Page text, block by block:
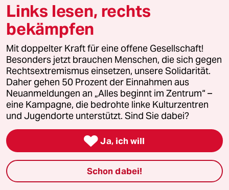
@Ursula:
Und ich (am Ort z) fände es äußerst
beunruhigend, wenn an irgendeinem
Ort X oder Y möglich wäre, was die
Freunde des afrikanischen
Drogendealers und ihr Gutachter
offenbar für möglich halten - dass
nämlich eine ganze
Polizeinachtschicht jemanden den sie
im Gewahrsam haben ermordet und
dass eine Staatsabwaltschaft
anschließend mehr oder weniger
großzügig wegschaut. Ich meine ds
wären dann ja schon mal eine ganze
Menge Leute an wichtigen
Positionen, die da was dafür könnten,
Links lesen, rechts
bekämpfen
Mit doppelter Kraft für eine offene Gesellschaft!
Besonders jetzt brauchen Menschen, die sich gegen
Rechtsextremismus einsetzen, unsere Solidarität.
Daher gehen 50 Prozent der Einnahmen aus
Neuanmeldungen an „Alles beginnt im Zentrum“ –
eine Kampagne, die bedrohte linke Kulturzentren
und Jugendorte unterstützt. Sind Sie dabei?
 Ja, ich will
Schon dabei!